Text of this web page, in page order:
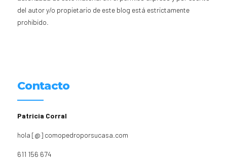
del autor y/o propietario de este blog está estrictamente
prohibido.
Contacto
Patricia Corral
hola [@] comopedroporsucasa.com
611 156 674